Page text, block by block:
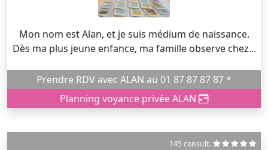
Mon nom est Alan, et je suis médium de naissance.
Dès ma plus jeune enfance, ma famille observe chez...
Prendre RDV avec ALAN au 01 87 87 87 87 *
Planning voyance privée ALAN
145 consult.